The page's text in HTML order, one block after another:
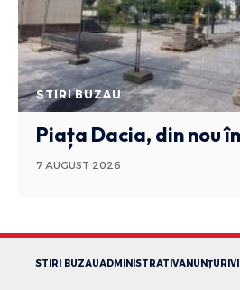
STIRI BUZAU
Piața Dacia, din nou
7 AUGUST 2026
STIRI BUZAUADMINISTRATIVANUNȚURI